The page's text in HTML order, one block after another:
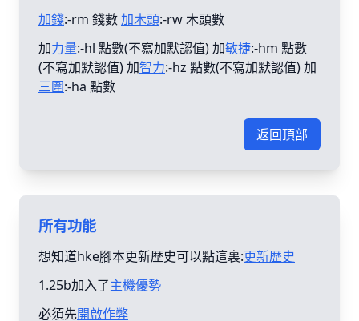
加錢:-rm 錢數加木頭:-rw 木頭數
加力量:-hl 點數(不寫加默認值) 加敏捷:-hm 點數
(不寫加默認值) 加智力:-hz 點數(不寫加默認值) 加
三圍:-ha 點數
返回頂部
所有功能
想知道hke腳本更新歴史可以點這裏:更新歴史
1.25b加入了主機優勢
必須先開啟作弊